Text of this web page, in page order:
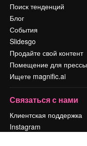
Поиск тенденций
Блог
События
Slidesgo
Продайте свой контент
Помещение для прессы
Ищете magnific.ai
Связаться с нами
Клиентская поддержка
Instagram